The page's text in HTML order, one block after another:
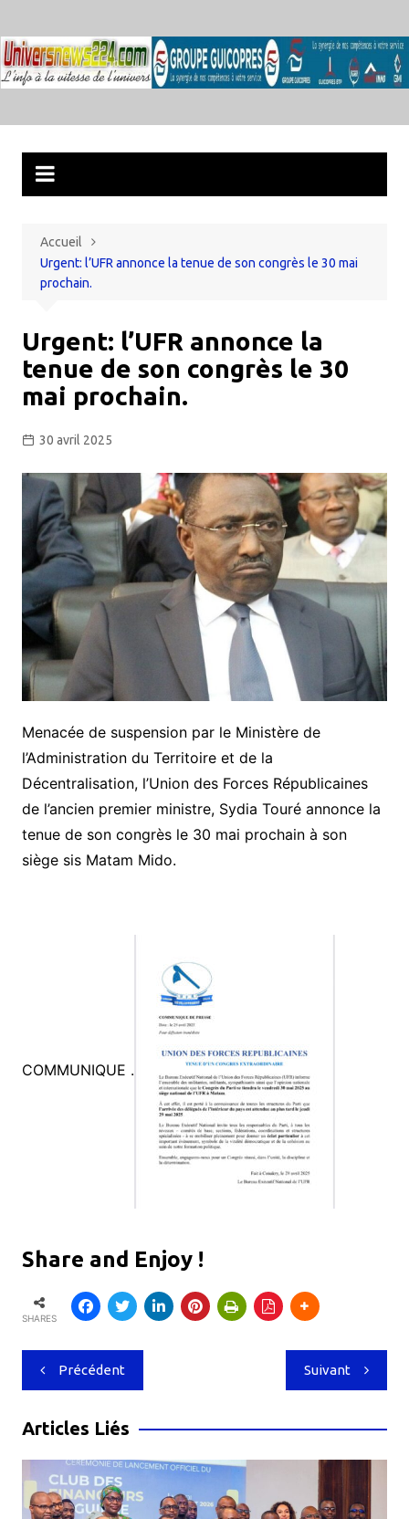
au
contenu
Accueil
Urgent: l’UFR annonce la tenue de son congrès le 30 mai
prochain.
Urgent: l’UFR annonce la
tenue de son congrès le 30
mai prochain.
30 avril 2025
Menacée de suspension par le Ministère de
l’Administration du Territoire et de la
Décentralisation, l’Union des Forces Républicaines
de l’ancien premier ministre, Sydia Touré annonce la
tenue de son congrès le 30 mai prochain à son
siège sis Matam Mido.
COMMUNIQUE .
Share and Enjoy !
SHARES
Navigation
de
l’article
Précédent Suivant
Articles Liés